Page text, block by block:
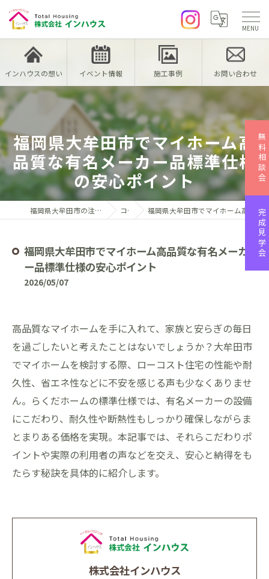
インハウスの想い イベント情報 施工事例 お問い合わせ
福岡県大牟田市でマイホーム高
品質な有名メーカー品標準仕様
の安心ポイント
福岡県大牟田市の注文住宅なら株式会社インハウス コラム 福岡県大牟田市でマイホーム高品質な有名メーカー品標準仕様の安心ポイント
福岡県大牟田市でマイホーム高品質な有名メーカ
ー品標準仕様の安心ポイント
2026/05/07
高品質なマイホームを手に入れて、家族と安らぎの毎日
を過ごしたいと考えたことはないでしょうか？大牟田市
でマイホームを検討する際、ローコスト住宅の性能や耐
久性、省エネ性などに不安を感じる声も少なくありませ
ん。らくだホームの標準仕様では、有名メーカーの設備
にこだわり、耐久性や断熱性もしっかり確保しながらま
とまりある価格を実現。本記事では、それらこだわりポ
イントや実際の利用者の声などを交え、安心と納得をも
たらす秘訣を具体的に紹介します。
株式会社インハウス
無料相談会
完成見学会